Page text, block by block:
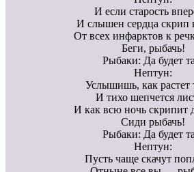
И если старость
И слышен сердца скрип
От всех инфарктов к
Беги, рыбачь!
Рыбаки: Да будет
Нептун:
Услышишь, как растет
И тихо шепчется
И как всю ночь скрипит
Сиди рыбачь!
Рыбаки: Да будет
Нептун:
Пусть чаще скачут